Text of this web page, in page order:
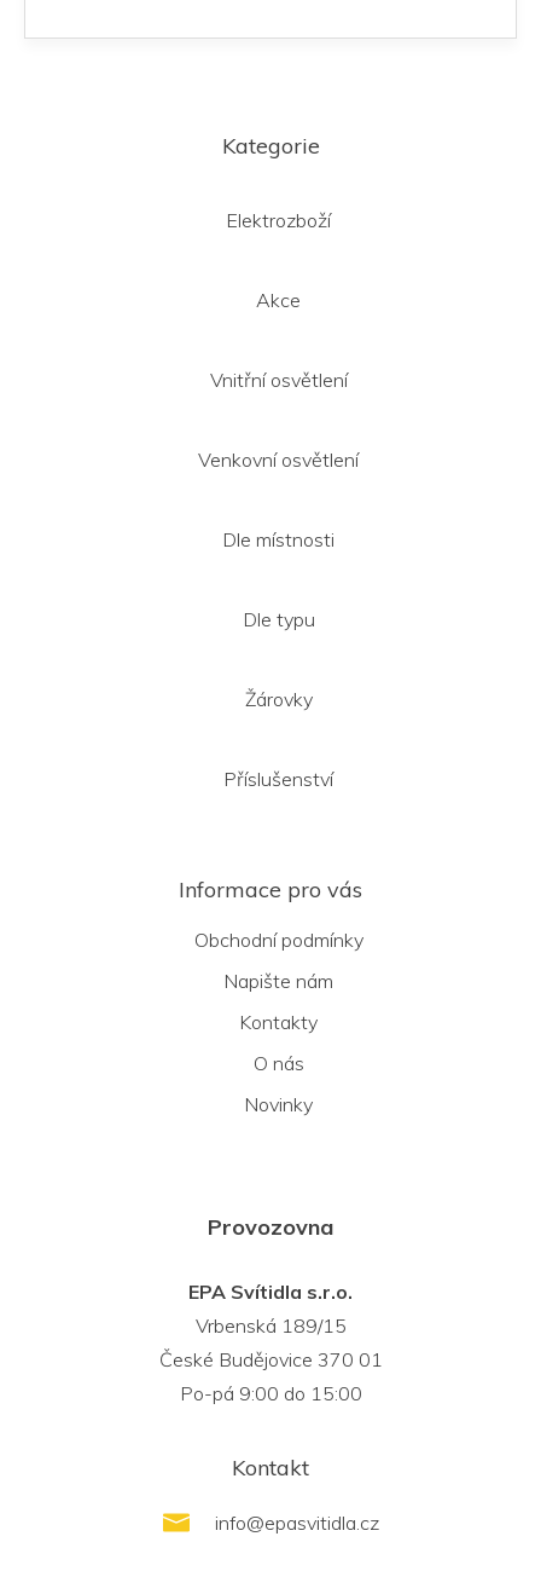
Kategorie
Elektrozboží
Akce
Vnitřní osvětlení
Venkovní osvětlení
Dle místnosti
Dle typu
Žárovky
Příslušenství
Informace pro vás
Obchodní podmínky
Napište nám
Kontakty
O nás
Novinky
Provozovna
EPA Svítidla s.r.o.
Vrbenská 189/15
České Budějovice 370 01
Po-pá 9:00 do 15:00
Kontakt
info@epasvitidla.cz